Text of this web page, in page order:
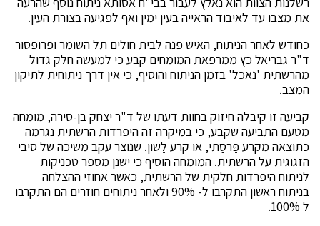
את מצבו עד לאיבוד הראייה בעין ימין ואף לפגיעה בצורת העין.
כחודש לאחר הניתוח, האיש פנה לבית חולים תל השומר ופרופסור
ד"ר גבריאל כץ ממרפאת המומחים קבע כי למעשה חלק גדול
מהרשתית 'נאכל' בזמן הניתוח והוסיף, כי אין דרך ניתוחית לתיקון
המצב.
קביעה זו קיבלה חיזוק בחוות דעתו של ד"ר יצחק בן-סירה, מומחה
מטעם התביעה שקבע, כי במיקרה זה היפרדות הרשתית נגרמה
כתוצאה מקרע פָּרסַתי, או קרע לָשון. שנוצר עקב משיכה של סיבי
הזגוגית על הרשתית. המומחה הוסיף כי ישנן מספר טכניקות
לניתוח היפרדות חלקית של הרשתית, כאשר אחוזי ההצלחה
בניתוח ראשון התקרבו ל- 90% ולאחר ניתוחים חוזרים הם התקרבו
ל 100%.